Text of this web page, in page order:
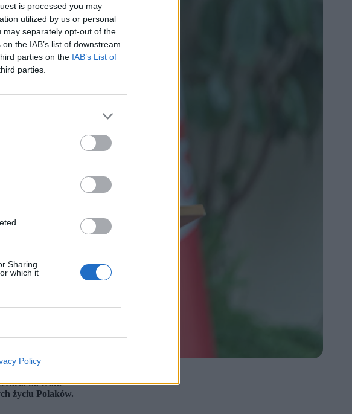
is processed you may
utilized by us or personal
may separately opt-out of the
the IAB’s list of downstream
parties on the IAB’s List of
parties.
Sharing
which it
Policy
na Iran.
życiu Polaków.